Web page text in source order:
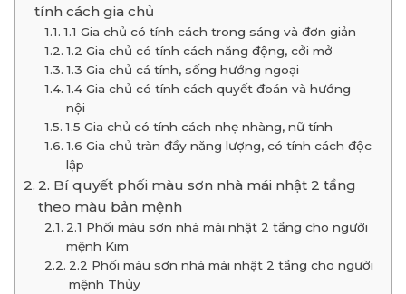
tính cách gia chủ
1.1 Gia chủ có tính cách trong sáng và đơn giản
1.2 Gia chủ có tính cách năng động, cởi mở
1.3 Gia chủ cá tính, sống hướng ngoại
1.4 Gia chủ có tính cách quyết đoán và hướng
nội
1.5 Gia chủ có tính cách nhẹ nhàng, nữ tính
1.6 Gia chủ tràn đầy năng lượng, có tính cách độc
lập
2. Bí quyết phối màu sơn nhà mái nhật 2 tầng
theo màu bản mệnh
2.1 Phối màu sơn nhà mái nhật 2 tầng cho người
mệnh Kim
2.2 Phối màu sơn nhà mái nhật 2 tầng cho người
mệnh Thủy